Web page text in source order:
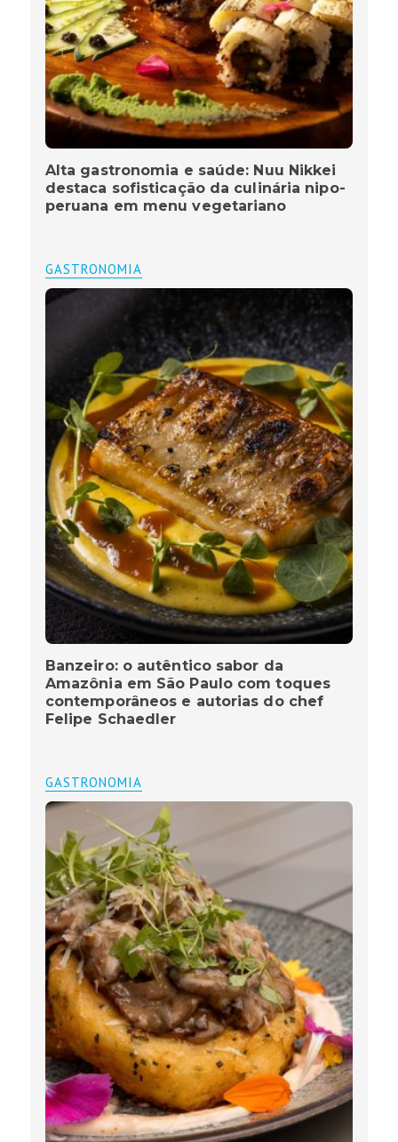
Alta gastronomia e saúde: Nuu Nikkei
destaca sofisticação da culinária nipo-
peruana em menu vegetariano
GASTRONOMIA
Banzeiro: o autêntico sabor da
Amazônia em São Paulo com toques
contemporâneos e autorias do chef
Felipe Schaedler
GASTRONOMIA